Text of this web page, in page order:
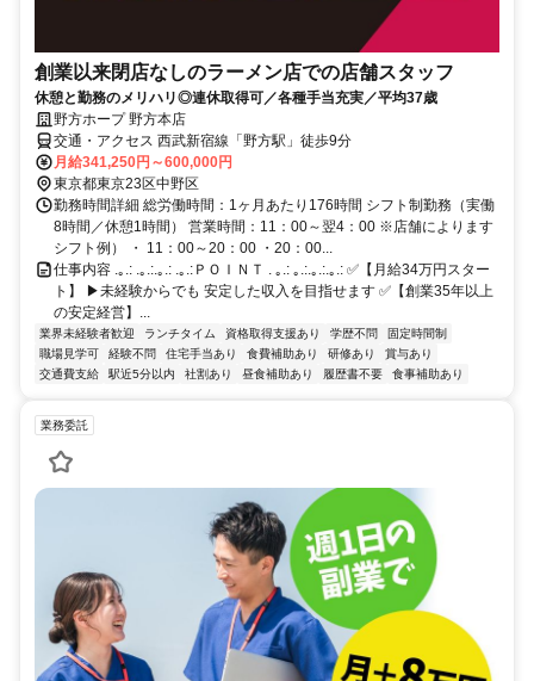
創業以来閉店なしのラーメン店での店舗スタッフ
休憩と勤務のメリハリ◎連休取得可／各種手当充実／平均37歳
野方ホープ 野方本店
交通・アクセス 西武新宿線「野方駅」徒歩9分
月給341,250円～600,000円
東京都東京23区中野区
勤務時間詳細 総労働時間：1ヶ月あたり176時間 シフト制勤務（実働
8時間／休憩1時間） 営業時間：11：00～翌4：00 ※店舗によります
シフト例） ・ 11：00～20：00 ・20：00...
仕事内容 .｡.: .｡.:.｡.: .｡.:ＰＯＩＮＴ . ｡.: ｡.:.｡.:.｡.: ✅【月給34万円スター
ト】 ▶未経験からでも 安定した収入を目指せます ✅【創業35年以上
の安定経営】...
業界未経験者歓迎 ランチタイム 資格取得支援あり 学歴不問
固定時間制
職場見学可
経験不問 住宅手当あり 食費補助あり 研修あり
賞与あり
交通費支給
駅近5分以内 社割あり 昼食補助あり 履歴書不要 食事補助あり
業務委託